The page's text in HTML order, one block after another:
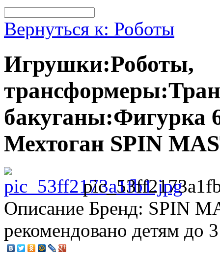
Вернуться к: Роботы
Игрушки:Роботы,
бакуганы:Фигурка
Мехтоган SPIN
Описание Бренд: SPIN
рекомендовано детям до